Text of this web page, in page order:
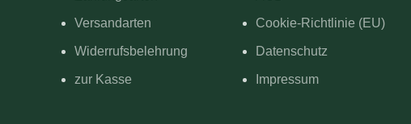
Versandarten
Widerrufsbelehrung
zur Kasse
Cookie-Richtlinie (EU)
Datenschutz
Impressum